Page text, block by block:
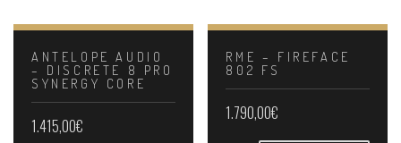
ANTELOPE AUDIO
– DISCRETE 8 PRO
SYNERGY CORE
1.415,00€
RME – FIREFACE
802 FS
1.790,00€